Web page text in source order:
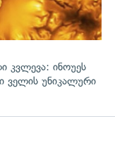
კვლევა: ინოუეს
ველის უნიკალური